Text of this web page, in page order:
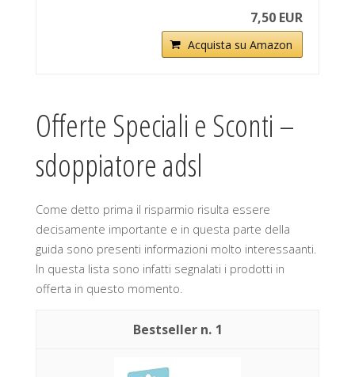
7,50 EUR
Acquista su Amazon
Offerte Speciali e Sconti –
sdoppiatore adsl
Come detto prima il risparmio risulta essere
decisamente importante e in questa parte della
guida sono presenti informazioni molto interessaanti.
In questa lista sono infatti segnalati i prodotti in
offerta in questo momento.
1